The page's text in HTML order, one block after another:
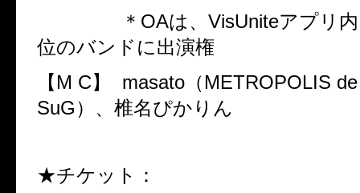
＊ OAは、 VisUniteアプリ
位のバンドに出演権
【 M C】 masato （METROPOLIS
SuG）、椎名ぴかりん
★チケット：